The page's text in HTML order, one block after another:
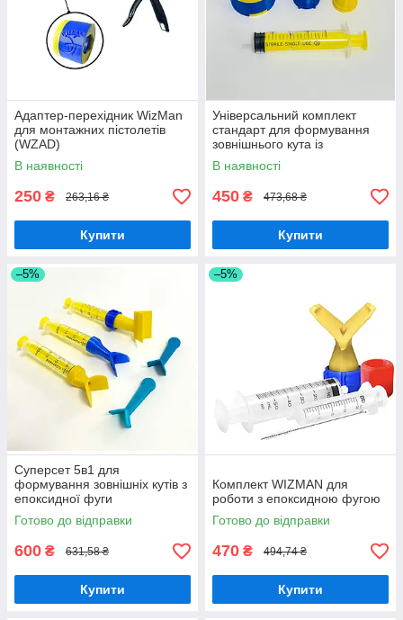
Адаптер-перехідник WizMan
для монтажних пістолетів
(WZAD)
В наявності
250 ₴ 263,16 ₴
Купити
Універсальний комплект
стандарт для формування
зовнішнього кута із
епоксидної фуги (1 шпатель
в. 2.0 + 1 шприц +тримач
В наявності
450 ₴ 473,68 ₴
Купити
–5%
Суперсет 5в1 для
формування зовнішніх кутів з
епоксидної фуги
Готово до відправки
600 ₴ 631,58 ₴
Купити
–5%
Комплект WIZMAN для
роботи з епоксидною фугою
Готово до відправки
470 ₴ 494,74 ₴
Купити